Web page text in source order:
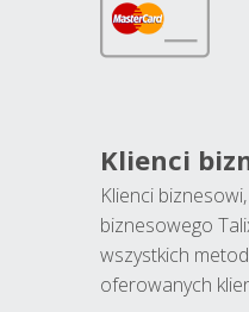
Klienci
Klienci
biznesowego
wszystkich
oferowanych